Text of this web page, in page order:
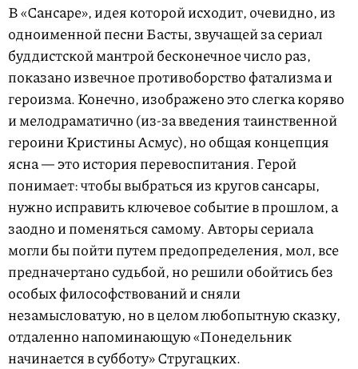
В «Сансаре», идея которой исходит, очевидно, из
одноименной песни Басты, звучащей за сериал
буддистской мантрой бесконечное число раз,
показано извечное противоборство фатализма и
героизма. Конечно, изображено это слегка коряво
и мелодраматично (из-за введения таинственной
героини Кристины Асмус), но общая концепция
ясна — это история перевоспитания. Герой
понимает: чтобы выбраться из кругов сансары,
нужно исправить ключевое событие в прошлом, а
заодно и поменяться самому. Авторы сериала
могли бы пойти путем предопределения, мол, все
предначертано судьбой, но решили обойтись без
особых философствований и сняли
незамысловатую, но в целом любопытную сказку,
отдаленно напоминающую «Понедельник
начинается в субботу» Стругацких.